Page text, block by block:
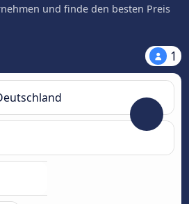
und finde den besten Preis
1